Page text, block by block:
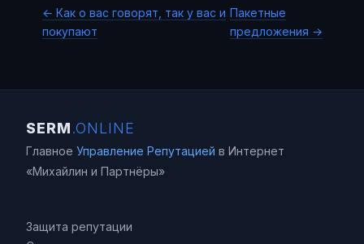
← Как о вас говорят, так у вас и
покупают
Пакетные
предложения →
SERM.ONLINE
Главное Управление Репутацией в Интернет
«Михайлин и Партнёры»
Защита репутации